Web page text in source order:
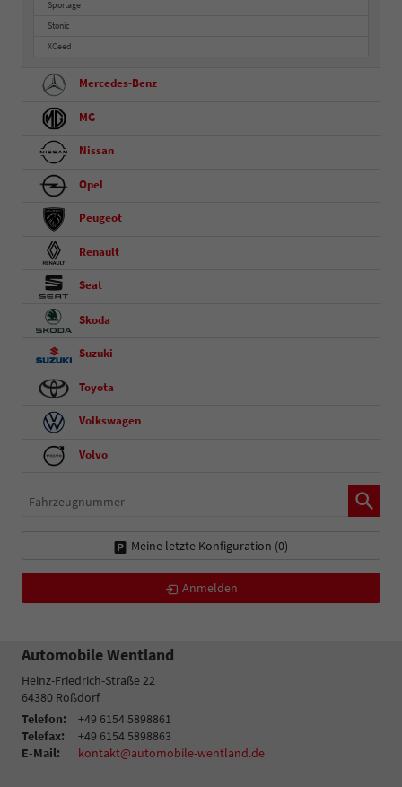
Sportage
Stonic
XCeed
Mercedes-Benz
MG
Nissan
Opel
Peugeot
Renault
Seat
Skoda
Suzuki
Toyota
Volkswagen
Volvo
Fahrzeugnummer
Meine letzte Konfiguration (0)
Anmelden
Automobile Wentland
Heinz-Friedrich-Straße 22
64380 Roßdorf
Telefon:
+49 6154 5898861
Telefax:
+49 6154 5898863
E-Mail:
kontakt@automobile-wentland.de